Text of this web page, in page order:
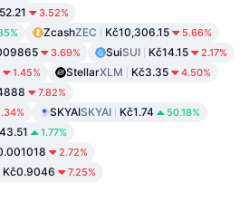
3.52%
ZcashZEC Kč10,306.15 5.66%
3.69% SuiSUI Kč14.15 2.17%
1.45% StellarXLM Kč3.35 4.50%
7.82%
SKYAISKYAI Kč1.74 50.18%
1.77%
2.72%
Kč0.9046 7.25%